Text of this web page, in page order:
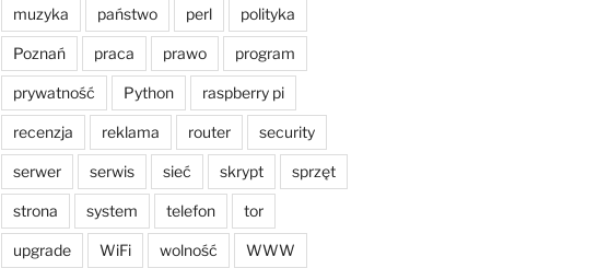
muzyka państwo perl polityka
Poznań praca prawo program
prywatność Python raspberry pi
recenzja reklama router security
serwer serwis sieć skrypt sprzęt
strona system telefon tor
upgrade WiFi wolność WWW